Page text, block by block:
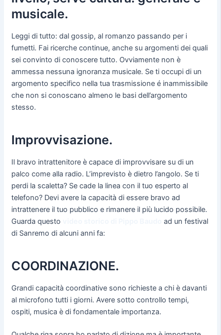
musicale.
Leggi di tutto: dal gossip, al romanzo passando per i
fumetti. Fai ricerche continue, anche su argomenti dei quali
sei convinto di conoscere tutto. Ovviamente non è
ammessa nessuna ignoranza musicale. Se ti occupi di un
argomento specifico nella tua trasmissione é inammissibile
che non si conoscano almeno le basi dell’argomento
stesso.
Improvvisazione.
Il bravo intrattenitore è capace di improvvisare su di un
palco come alla radio. L’imprevisto è dietro l’angolo. Se ti
perdi la scaletta? Se cade la linea con il tuo esperto al
telefono? Devi avere la capacità di essere bravo ad
intrattenere il tuo pubblico e rimanere il più lucido possibile.
Guarda questo
ad un festival
di Sanremo di alcuni anni fa:
COORDINAZIONE.
Grandi capacità coordinative sono richieste a chi è davanti
al microfono tutti i giorni. Avere sotto controllo tempi,
ospiti, musica è di fondamentale importanza.